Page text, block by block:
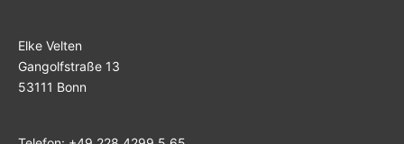
Elke Velten
Gangolfstraße 13
53111 Bonn